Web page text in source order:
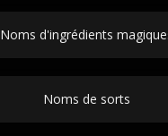
Noms d'ingrédients
Noms de sorts